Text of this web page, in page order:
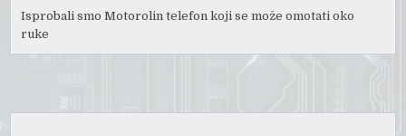
Isprobali smo Motorolin telefon koji se može omotati oko
ruke